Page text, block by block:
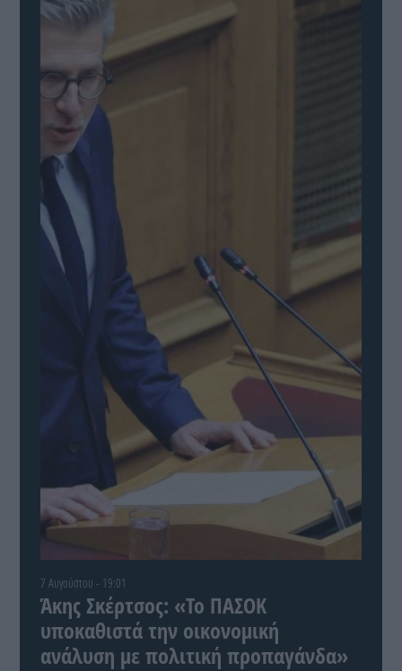
7 Αυγούστου - 19:01
Άκης Σκέρτσος: «Το ΠΑΣΟΚ
υποκαθιστά την οικονομική
ανάλυση με πολιτική προπαγάνδα»